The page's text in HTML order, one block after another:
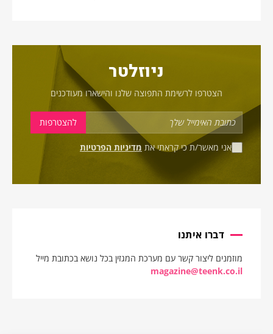
ניוזלטר
הצטרפו לרשימת התפוצה שלנו והישארו מעודכנים
אני מאשר/ת כי קראתי את מדיניות הפרטיות
דברו איתנו
מוזמנים ליצור קשר עם מערכת המגזין בכל נושא בכתובת מייל
magazine@teenk.co.il